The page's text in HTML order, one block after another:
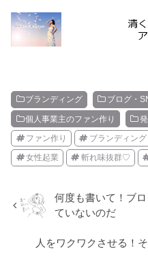
ブランディング ブログ・
個人事業主のファン作り
ファン作り ブランディング
女性起業 斬れ味抜群♡
何度も書いて！ブ
ていないのだ
人をワクワクさせる！